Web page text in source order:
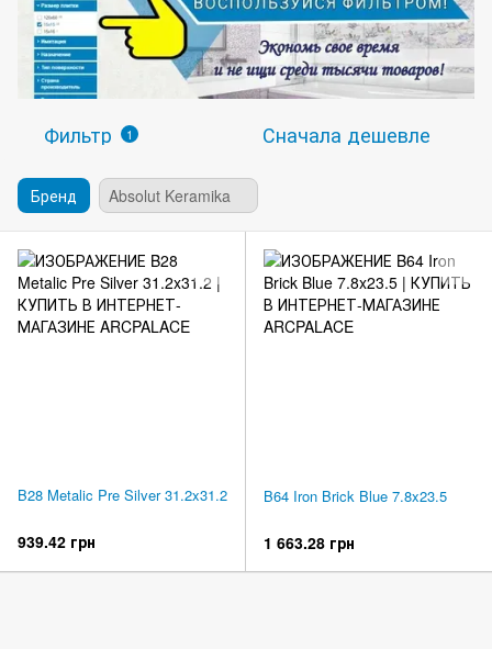
Фильтр 1 Сначала дешевле
Бренд Absolut Keramika
B28 Metalic Pre Silver 31.2x31.2
939.42 грн
B64 Iron Brick Blue 7.8x23.5
1 663.28 грн